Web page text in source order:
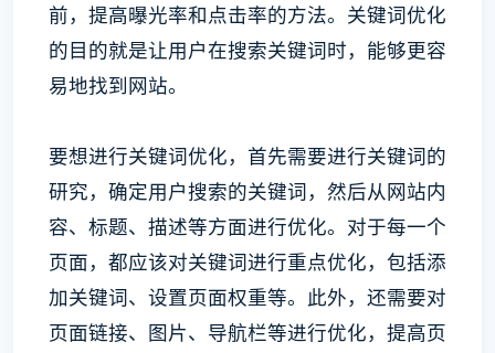
前，提高曝光率和点击率的方法。关键词优化
的目的就是让用户在搜索关键词时，能够更容
易地找到网站。
要想进行关键词优化，首先需要进行关键词的
研究，确定用户搜索的关键词，然后从网站内
容、标题、描述等方面进行优化。对于每一个
页面，都应该对关键词进行重点优化，包括添
加关键词、设置页面权重等。此外，还需要对
页面链接、图片、导航栏等进行优化，提高页